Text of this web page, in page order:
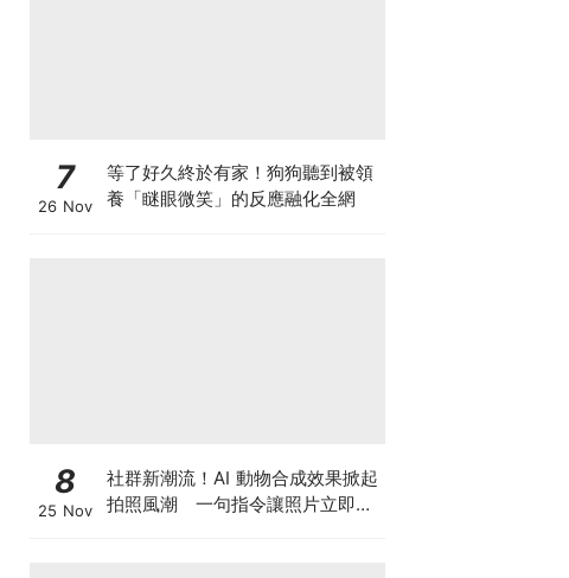
7
26 Nov
等了好久終於有家！狗狗聽到被領
養「瞇眼微笑」的反應融化全網
8
25 Nov
社群新潮流！AI 動物合成效果掀起
拍照風潮 一句指令讓照片立即升